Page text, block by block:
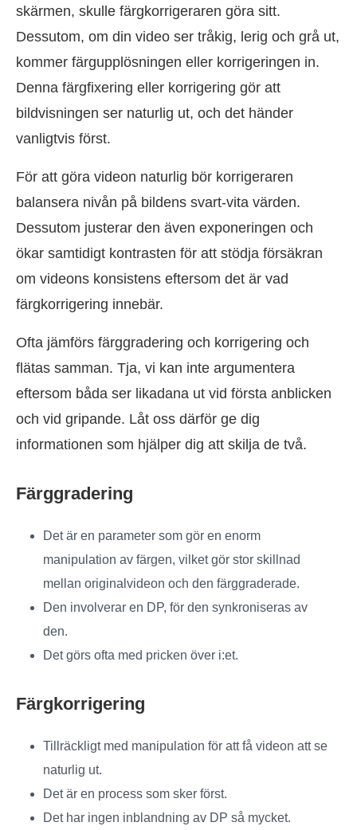
skärmen, skulle färgkorrigeraren göra sitt.
Dessutom, om din video ser tråkig, lerig och grå ut,
kommer färgupplösningen eller korrigeringen in.
Denna färgfixering eller korrigering gör att
bildvisningen ser naturlig ut, och det händer
vanligtvis först.
För att göra videon naturlig bör korrigeraren
balansera nivån på bildens svart-vita värden.
Dessutom justerar den även exponeringen och
ökar samtidigt kontrasten för att stödja försäkran
om videons konsistens eftersom det är vad
färgkorrigering innebär.
Ofta jämförs färggradering och korrigering och
flätas samman. Tja, vi kan inte argumentera
eftersom båda ser likadana ut vid första anblicken
och vid gripande. Låt oss därför ge dig
informationen som hjälper dig att skilja de två.
Färggradering
Det är en parameter som gör en enorm
manipulation av färgen, vilket gör stor skillnad
mellan originalvideon och den färggraderade.
Den involverar en DP, för den synkroniseras av
den.
Det görs ofta med pricken över i:et.
Färgkorrigering
Tillräckligt med manipulation för att få videon att se
naturlig ut.
Det är en process som sker först.
Det har ingen inblandning av DP så mycket.